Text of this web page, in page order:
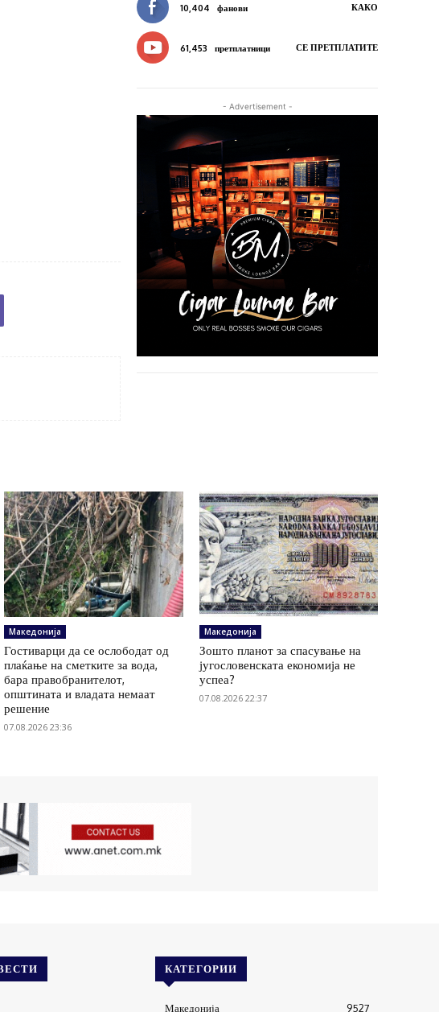
10,404 фанови КАКО
61,453 претплатници СЕ ПРЕТПЛАТИТЕ
- Advertisement -
Македонија
Гостиварци да се ослободат од
плаќање на сметките за вода,
бара правобранителот,
општината и владата немаат
решение
07.08.2026 23:36
Македонија
Зошто планот за спасување на
југословенската економија не
успеа?
07.08.2026 22:37
КАТЕГОРИИ
Македонија 9527